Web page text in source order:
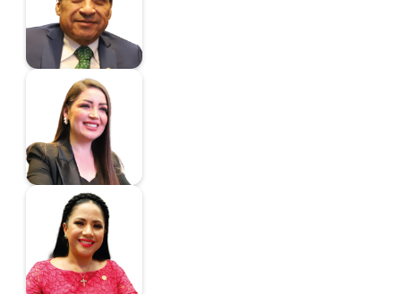
Senador
Bugarín Rodríguez
Jasmine María
Senadora
Guerra Mena Juanita
Senadora